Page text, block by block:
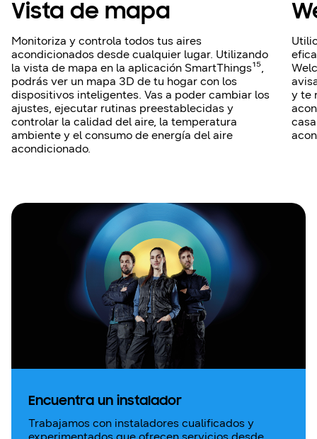
Vista de mapa
Monitoriza y controla todos tus aires
acondicionados desde cualquier lugar. Utilizando
la vista de mapa en la aplicación SmartThings¹⁵,
podrás ver un mapa 3D de tu hogar con los
dispositivos inteligentes. Vas a poder cambiar los
ajustes, ejecutar rutinas preestablecidas y
controlar la calidad del aire, la temperatura
ambiente y el consumo de energía del aire
acondicionado.
y te
Encuentra un instalador
Trabajamos con instaladores cualificados y